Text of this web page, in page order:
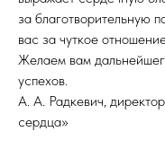
за благотворительную
вас за чуткое
Желаем вам
успехов.
А. А. Радкевич,
сердца»